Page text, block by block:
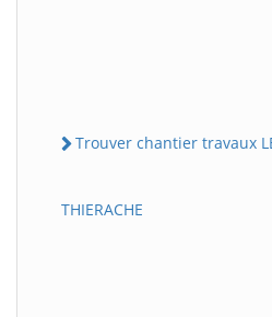
Trouver chantier travaux
THIERACHE